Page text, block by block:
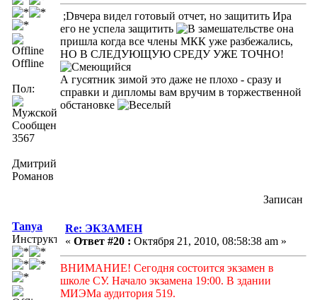
Offline
Пол:
Сообщений:
3567
Дмитрий
Романов
;Dвчера видел готовый отчет, но защитить Ира
его не успела защитить
она
пришла когда все члены МКК уже разбежались,
НО В СЛЕДУЮЩУЮ СРЕДУ УЖЕ ТОЧНО!
А гусятник зимой это даже не плохо - сразу и
справки и дипломы вам вручим в торжественной
обстановке
Записан
Tanya
Инструктор
Re: ЭКЗАМЕН
« Ответ #20 : Октября 21, 2010, 08:58:38 am »
ВНИМАНИЕ! Сегодня состоится экзамен в
школе СУ. Начало экзамена 19:00. В здании
МИЭМа аудитория 519.